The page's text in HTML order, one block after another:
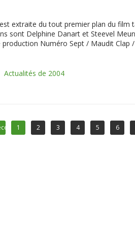
extraite du tout premier plan du film
sont Delphine Danart et Steevel
production Numéro Sept / Maudit Clap
Actualités de 2004
1 2 3 4 5 6